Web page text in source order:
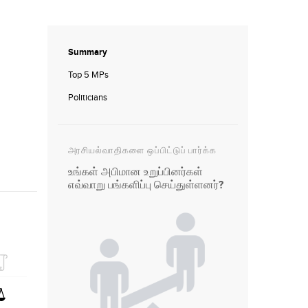
Summary
Top 5 MPs
Politicians
அரசியல்வாதிகளை ஒப்பிட்டுப் பார்க்க
உங்கள் அபிமான உறுப்பினர்கள்
எவ்வாறு பங்களிப்பு செய்துள்ளனர்?